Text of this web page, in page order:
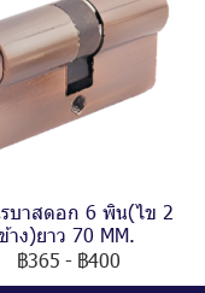
บาสดอก 6 พิน(ไข 2
าง)ยาว 70 MM.
฿365 - ฿400